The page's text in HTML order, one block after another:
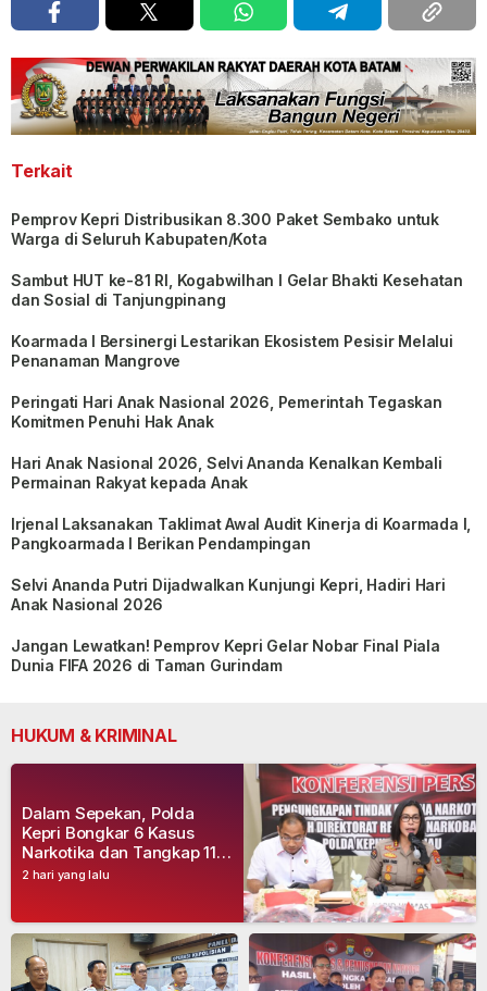
Terkait
Pemprov Kepri Distribusikan 8.300 Paket Sembako untuk
Warga di Seluruh Kabupaten/Kota
Sambut HUT ke-81 RI, Kogabwilhan I Gelar Bhakti Kesehatan
dan Sosial di Tanjungpinang
Koarmada I Bersinergi Lestarikan Ekosistem Pesisir Melalui
Penanaman Mangrove
Peringati Hari Anak Nasional 2026, Pemerintah Tegaskan
Komitmen Penuhi Hak Anak
Hari Anak Nasional 2026, Selvi Ananda Kenalkan Kembali
Permainan Rakyat kepada Anak
Irjenal Laksanakan Taklimat Awal Audit Kinerja di Koarmada I,
Pangkoarmada I Berikan Pendampingan
Selvi Ananda Putri Dijadwalkan Kunjungi Kepri, Hadiri Hari
Anak Nasional 2026
Jangan Lewatkan! Pemprov Kepri Gelar Nobar Final Piala
Dunia FIFA 2026 di Taman Gurindam
HUKUM & KRIMINAL
2 hari yang lalu
Dalam Sepekan, Polda
Kepri Bongkar 6 Kasus
Narkotika dan Tangkap 11
Tersangka